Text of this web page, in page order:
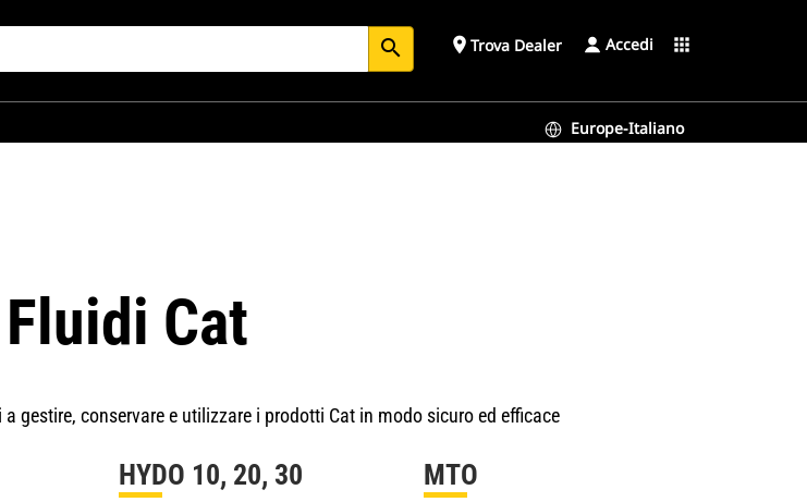
search place Trova Dealer Accedi apps
Europe-Italiano
Cat
gestire, conservare e utilizzare i prodotti Cat in modo sicuro ed efficace
HYDO 10, 20, 30 MTO